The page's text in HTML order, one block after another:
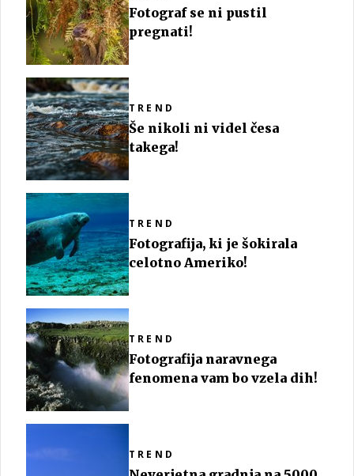
Fotograf se ni pustil
pregnati!
TREND
Še nikoli ni videl česa
takega!
TREND
Fotografija, ki je šokirala
celotno Ameriko!
TREND
Fotografija naravnega
fenomena vam bo vzela dih!
TREND